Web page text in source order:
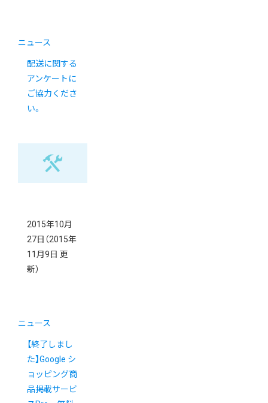
ニュース
配送に関する
アンケートに
ご協力くださ
い。
2015年10月
27日 （2015年
11月9日 更
新）
ニュース
【終了しまし
た】Google シ
ョッピング商
品掲載サービ